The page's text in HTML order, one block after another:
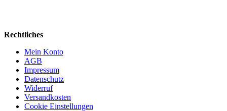
Rechtliches
Mein Konto
AGB
Impressum
Datenschutz
Widerruf
Versandkosten
Cookie Einstellungen